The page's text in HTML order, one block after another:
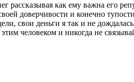
как ему важна его
доверчивости и конечно
свои деньги я так и не
человеком и никогда не